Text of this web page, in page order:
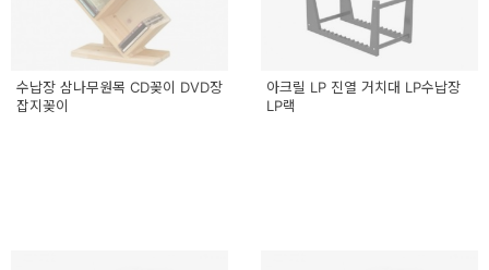
수납장 삼나무원목 CD꽂이 DVD장
잡지꽂이
아크릴 LP 진열 거치대 LP수납장
LP랙